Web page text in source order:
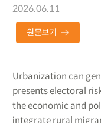
2026.06.11
원문보기
Urbanization can
presents electoral
the economic and
integrate rural